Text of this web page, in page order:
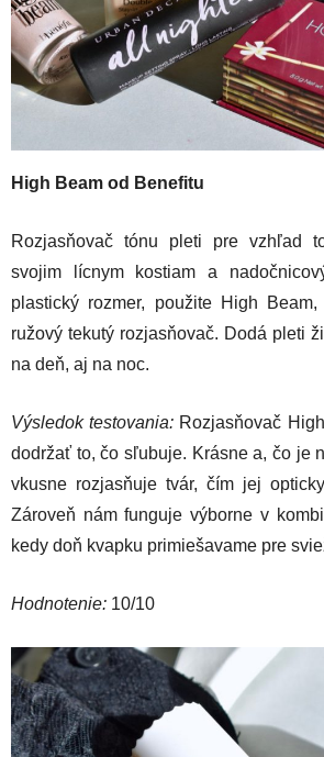
High Beam od Benefitu
Rozjasňovač tónu pleti pre vzhľad
svojim lícnym kostiam a
plastický rozmer, použite High
ružový tekutý rozjasňovač. Dodá pleti
na deň, aj na noc.
Výsledok testovania: Rozjasňovač
dodržať to, čo sľubuje. Krásne a, čo je
vkusne rozjasňuje tvár, čím jej
Zároveň nám funguje výborne v
kedy doň kvapku primiešavame pre
Hodnotenie: 10/10